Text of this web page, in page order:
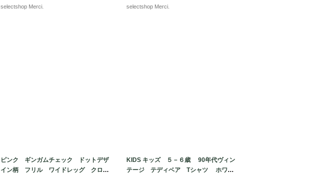
selectshop Merci. selectshop Merci.
ピンク ギンガムチェック ドットデザ
イン柄 フリル ワイドレッグ クロッ
KIDS キッズ ５－６歳 90年代ヴィン
テージ テディベア Tシャツ ホワイ